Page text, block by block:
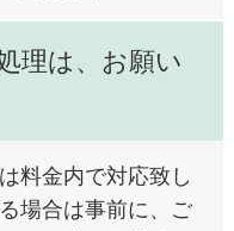
理は、お願い
料金内で対応致し
場合は事前に、ご